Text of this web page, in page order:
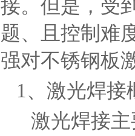
接。但是，受
题、且控制难
强对不锈钢板
1、激光焊接
激光焊接主